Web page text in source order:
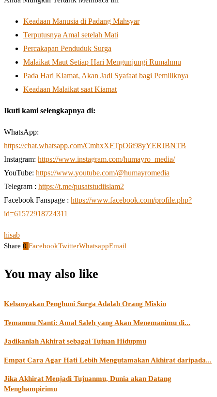
Keadaan Manusia di Padang Mahsyar
Terputusnya Amal setelah Mati
Percakapan Penduduk Surga
Malaikat Maut Setiap Hari Mengunjungi Rumahmu
Pada Hari Kiamat, Akan Jadi Syafaat bagi Pemiliknya
Keadaan Malaikat saat Kiamat
Ikuti kami selengkapnya di:
WhatsApp:
https://chat.whatsapp.com/CmhxXFTpO6t98yYERJBNTB
Instagram: https://www.instagram.com/humayro_media/
YouTube: https://www.youtube.com/@humayromedia
Telegram : https://t.me/pusatstudiislam2
Facebook Fanspage : https://www.facebook.com/profile.php?
id=61572918724311
hisab
Share 0 FacebookTwitterWhatsappEmail
You may also like
Kebanyakan Penghuni Surga Adalah Orang Miskin
Temanmu Nanti: Amal Saleh yang Akan Menemanimu di...
Jadikanlah Akhirat sebagai Tujuan Hidupmu
Empat Cara Agar Hati Lebih Mengutamakan Akhirat daripada...
Jika Akhirat Menjadi Tujuanmu, Dunia akan Datang
Menghampirimu